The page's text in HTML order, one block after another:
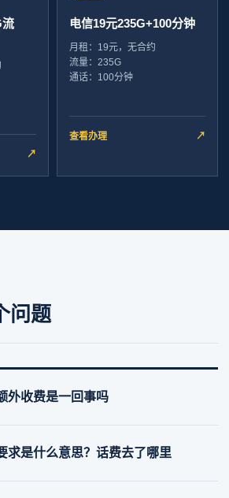
流
↗
电信19元235G+100分钟
月租：19元，无合约
流量：235G
通话：100分钟
查看办理 ↗
问题
外收费是一回事吗
求是什么意思？话费去了哪里